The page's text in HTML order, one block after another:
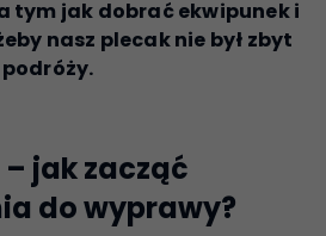
tym jak dobrać ekwipunek i
nasz plecak nie był zbyt
jak zacząć
do wyprawy?